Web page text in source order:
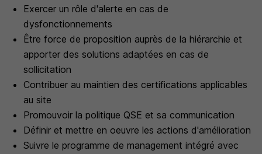
Exercer un rôle d'alerte en cas de
dysfonctionnements
Être force de proposition auprès de la hiérarchie et
apporter des solutions adaptées en cas de
sollicitation
Contribuer au maintien des certifications applicables
au site
Promouvoir la politique QSE et sa communication
Définir et mettre en oeuvre les actions d'amélioration
Suivre le programme de management intégré avec